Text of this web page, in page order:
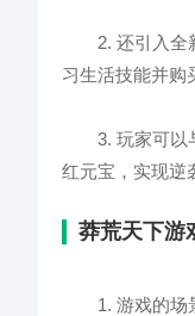
2. 还引入全新
习生活技能并购
3. 玩家可以与
红元宝，实现逆
莽荒天下游
1. 游戏的场景